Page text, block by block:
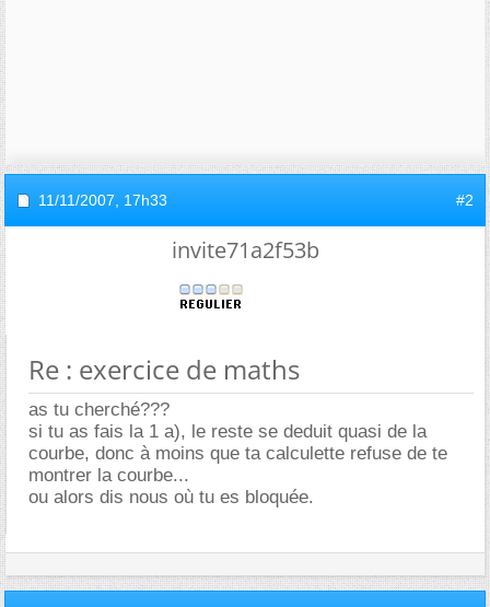
11/11/2007, 17h33 #2
invite71a2f53b
Re : exercice de maths
as tu cherché???
si tu as fais la 1 a), le reste se deduit quasi de la
courbe, donc à moins que ta calculette refuse de te
montrer la courbe...
ou alors dis nous où tu es bloquée.